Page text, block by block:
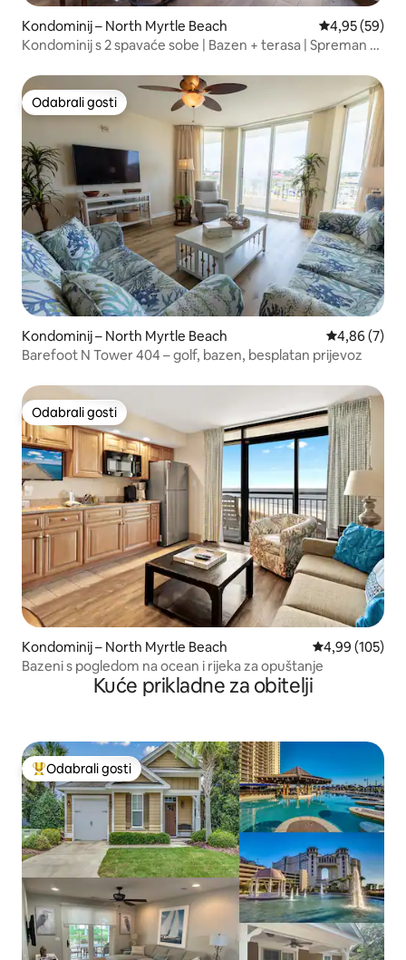
Kondominij – North Myrtle Beach Prosječna
4,95 (59)
Kondominij s 2 spavaće sobe | Bazen + terasa | Spreman za
Odabrali gosti
Odabrali gosti
Kondominij – North Myrtle Beach Prosječna
4,86 (7)
Barefoot N Tower 404 – golf, bazen, besplatan prijevoz
Odabrali gosti
Odabrali gosti
Kondominij – North Myrtle Beach Prosječna
4,99 (105)
Bazeni s pogledom na ocean i rijeka za opuštanje
Kuće prikladne za obitelji
Među najviše rangiranima s oznakom „Odabrali gosti”
Odabrali gosti